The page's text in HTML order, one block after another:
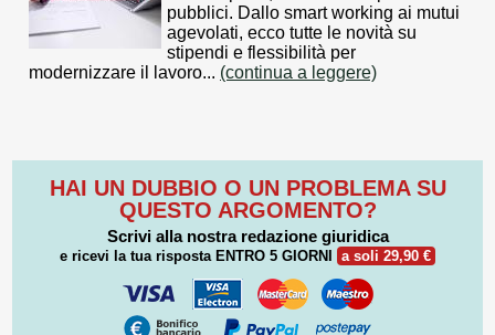
pubblici. Dallo smart working ai mutui
agevolati, ecco tutte le novità su
stipendi e flessibilità per
modernizzare il lavoro... (continua a leggere)
HAI UN DUBBIO O UN PROBLEMA SU
QUESTO ARGOMENTO?
Scrivi alla nostra redazione giuridica
e ricevi la tua risposta ENTRO 5 GIORNI a soli 29,90 €